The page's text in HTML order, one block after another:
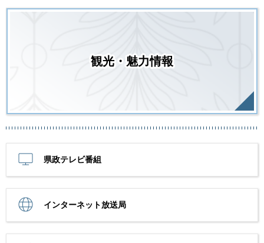
観光・魅力情報
県政テレビ番組
インターネット放送局